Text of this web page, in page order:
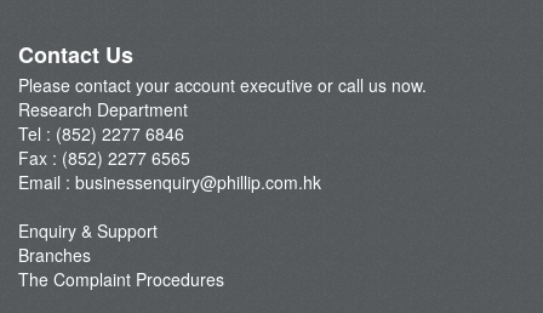
A-Share Research Report
Contact Us
Please contact your account executive or call us now.
Research Department
Tel : (852) 2277 6846
Fax : (852) 2277 6565
Email : businessenquiry@phillip.com.hk
Enquiry & Support
Branches
The Complaint Procedures